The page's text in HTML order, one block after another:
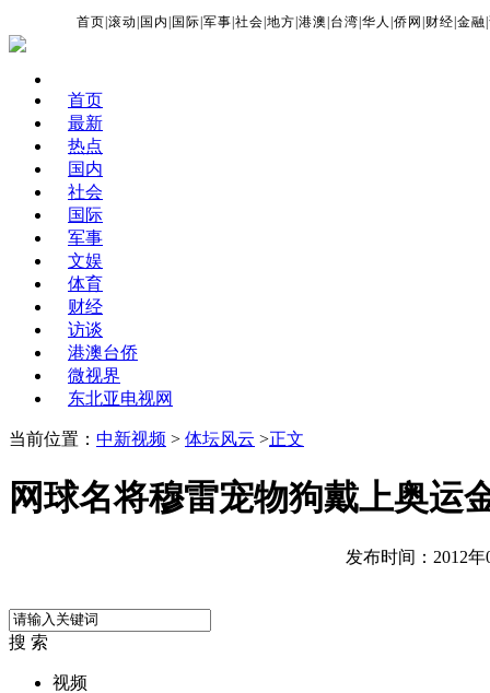
首页 |滚动 国内 国际 |军事 |社会 |地方 |港澳 台湾 |华人 |侨网 财经 |金融 |
首页
最新
热点
国内
社会
国际
军事
文娱
体育
财经
访谈
港澳台侨
微视界
东北亚电视网
当前位置： 中新视频 > 体坛风云 >正文
网球名将穆雷宠物狗戴上奥运
发布时间：2012年
搜 索
视频